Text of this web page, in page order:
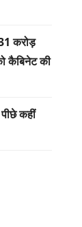
करोड़
कैबिनेट की
कहीं